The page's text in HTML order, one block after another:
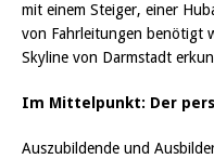
mit einem Steiger, einer
von Fahrleitungen benötigt
Skyline von Darmstadt
Im Mittelpunkt: Der
Auszubildende und